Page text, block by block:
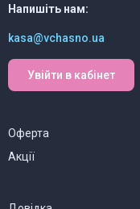
Напишіть нам:
kasa@vchasno.ua
Увійти в кабінет
Оферта
Акції